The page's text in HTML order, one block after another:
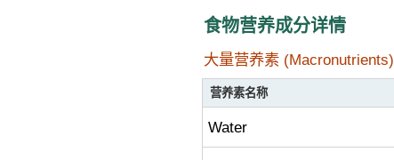
食物营养成分详情
大量营养素 (Macronutrients)
营养素名称
Water